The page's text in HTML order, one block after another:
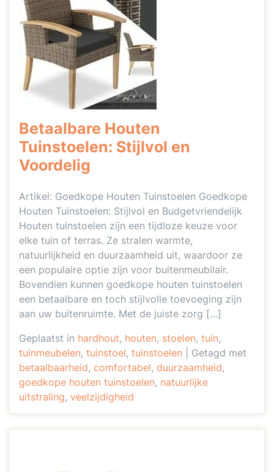
Betaalbare Houten
Tuinstoelen: Stijlvol en
Voordelig
Artikel: Goedkope Houten Tuinstoelen Goedkope
Houten Tuinstoelen: Stijlvol en Budgetvriendelijk
Houten tuinstoelen zijn een tijdloze keuze voor
elke tuin of terras. Ze stralen warmte,
natuurlijkheid en duurzaamheid uit, waardoor ze
een populaire optie zijn voor buitenmeubilair.
Bovendien kunnen goedkope houten tuinstoelen
een betaalbare en toch stijlvolle toevoeging zijn
aan uw buitenruimte. Met de juiste zorg […]
Geplaatst in hardhout, houten, stoelen, tuin,
tuinmeubelen, tuinstoel, tuinstoelen
Getagd met
betaalbaarheid, comfortabel, duurzaamheid,
goedkope houten tuinstoelen, natuurlijke
uitstraling, veelzijdigheid